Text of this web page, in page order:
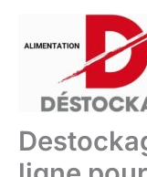
contenu